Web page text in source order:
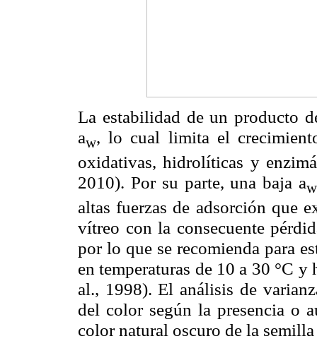
La estabilidad de un producto
aw, lo cual limita el
oxidativas, hidrolíticas y
2010). Por su parte, una baja aw
altas fuerzas de adsorción que
vítreo con la consecuente
por lo que se recomienda para
en temperaturas de 10 a 30 °C
al., 1998). El análisis de
del color según la presencia o
color natural oscuro de la